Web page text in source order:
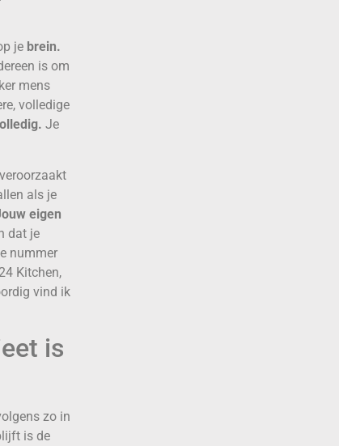
je brein.
is om
mens
volledige
Je
als je
eigen
dat je
nummer
Kitchen,
vind ik
is
zo in
is de